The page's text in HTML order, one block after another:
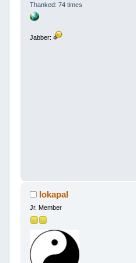
Thanked: 74 times
Jabber:
lokapal
Jr. Member